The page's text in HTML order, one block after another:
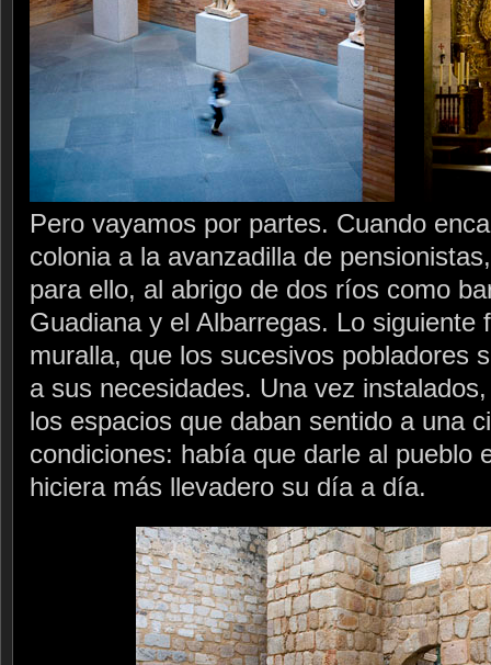
Pero vayamos por partes. Cuando
colonia a la avanzadilla de
para ello, al abrigo de dos ríos como
Guadiana y el Albarregas. Lo siguiente
muralla, que los sucesivos pobladores
a sus necesidades. Una vez
los espacios que daban sentido a una
condiciones: había que darle al pueblo
hiciera más llevadero su día a día.